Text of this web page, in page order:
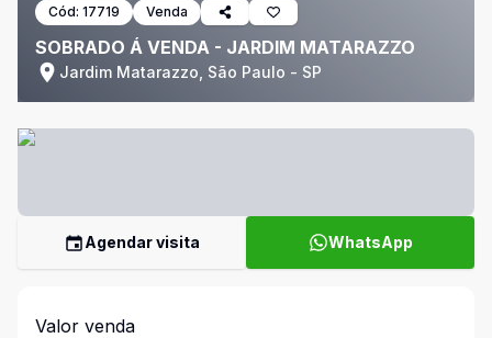
Cód: 17719 Venda
SOBRADO Á VENDA - JARDIM MATARAZZO
Jardim Matarazzo, São Paulo - SP
Agendar visita WhatsApp
Valor venda